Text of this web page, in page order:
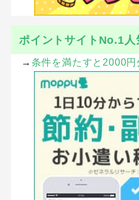
ポイントサイトNo.1人
→ 条件を満たすと2000円